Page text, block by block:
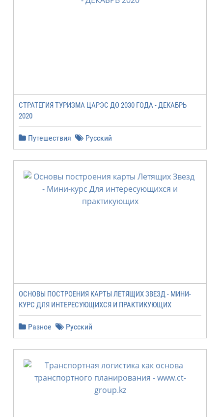
СТРАТЕГИЯ ТУРИЗМА ЦАРЭС ДО 2030 ГОДА - ДЕКАБРЬ
2020
Путешествия Русский
ОСНОВЫ ПОСТРОЕНИЯ КАРТЫ ЛЕТЯЩИХ ЗВЕЗД - МИНИ-
КУРС ДЛЯ ИНТЕРЕСУЮЩИХСЯ И ПРАКТИКУЮЩИХ
Разное Русский